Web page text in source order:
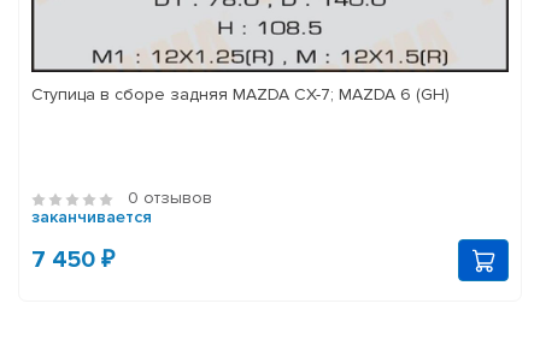
Ступица в сборе задняя MAZDA CX-7; MAZDA 6 (GH)
0 отзывов
заканчивается
7 450 ₽